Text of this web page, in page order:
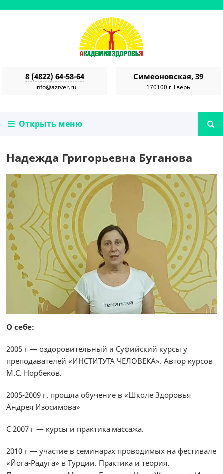
8 (4822) 64-58-64
info@aztver.ru
Симеоновская, 39
170100 г.Тверь
Открыть меню
Надежда Григорьевна Буганова
О себе:
2005 г — оздоровительный и Суфийский курсы у
преподавателей «ИНСТИТУТА ЧЕЛОВЕКА». Автор курсов
М.С. Норбеков.
2005-2009 г. прошла обучение в «Школе Здоровья
Андрея Изосимова»
С 2007 г — курсы и практика массажа.
2010 г — участие в семинарах проводимых на фестивале
«Йога-Радуга» в Турции. Практика и теория.